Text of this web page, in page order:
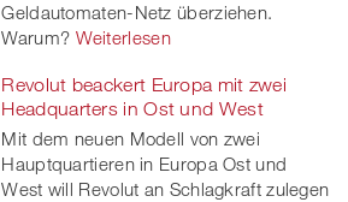
Geldautomaten-Netz überziehen.
Warum? Weiterlesen
Revolut beackert Europa mit zwei
Headquarters in Ost und West
Mit dem neuen Modell von zwei
Hauptquartieren in Europa Ost und
West will Revolut an Schlagkraft zulegen